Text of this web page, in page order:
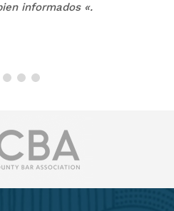
informados «.